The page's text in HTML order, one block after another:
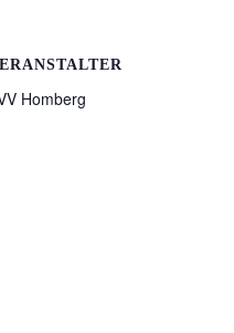
Homberg